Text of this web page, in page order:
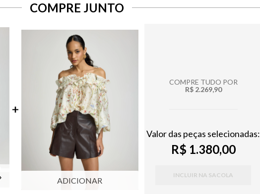
COMPRE JUNTO
ADICIONAR
COMPRE TUDO POR
R$ 2.269,90
Valor das peças selecionadas:
R$ 1.380,00
INCLUIR NA SACOLA